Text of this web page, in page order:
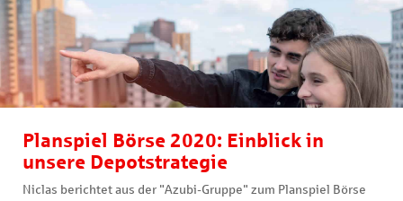
Planspiel Börse 2020: Einblick in
unsere Depotstrategie
Niclas berichtet aus der "Azubi-Gruppe" zum Planspiel Börse